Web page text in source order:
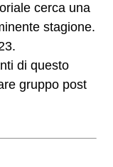
cerca una
stagione.
di questo
gruppo post